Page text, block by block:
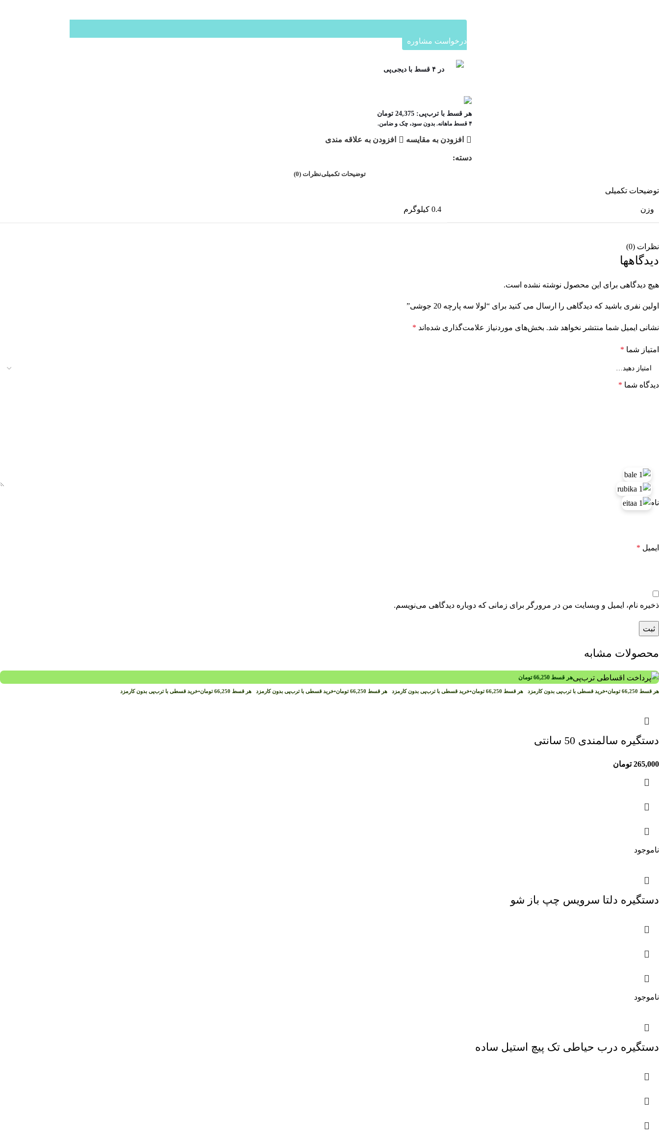
درخواست مشاوره
در ۴ قسط با دیجی‌پی
هر قسط با ترب‌پی: 24,375 تومان
۴ قسط ماهانه. بدون سود، چک و ضامن.
افزودن به مقایسه افزودن به علاقه مندی
دسته:
توضیحات تکمیلینظرات (0)
توضیحات تکمیلی
وزن 0.4 کیلوگرم
نظرات (0)
دیدگاهها
هیچ دیدگاهی برای این محصول نوشته نشده است.
اولین نفری باشید که دیدگاهی را ارسال می کنید برای “لولا سه پارچه 20 جوشی”
نشانی ایمیل شما منتشر نخواهد شد. بخش‌های موردنیاز علامت‌گذاری شده‌اند *
امتیاز شما *
دیدگاه شما *
نام*
ایمیل *
ذخیره نام، ایمیل و وبسایت من در مرورگر برای زمانی که دوباره دیدگاهی می‌نویسم.
محصولات مشابه
هر قسط 66,250 تومان
هر قسط 66,250 تومان•خرید قسطی با ترب‌پی بدون کارمزد هر قسط 66,250 تومان•خرید قسطی با ترب‌پی بدون کارمزد هر قسط 66,250 تومان•خرید قسطی با ترب‌پی بدون کارمزد هر قسط 66,250 تومان•خرید قسطی با ترب‌پی بدون کارمزد
دستگیره سالمندی 50 سانتی
265,000 تومان
ناموجود
دستگیره دلتا سرویس چپ باز شو
ناموجود
دستگیره درب حیاطی تک پیچ استیل ساده